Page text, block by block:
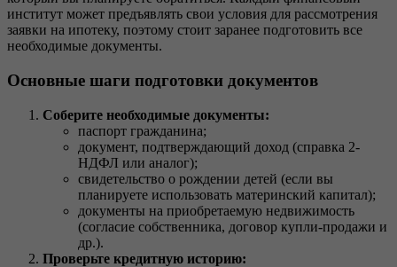
институт может предъявлять свои условия для рассмотрения
заявки на ипотеку, поэтому стоит заранее подготовить все
необходимые документы.
Основные шаги подготовки документов
Соберите необходимые документы:
паспорт гражданина;
документ, подтверждающий доход (справка 2-
НДФЛ или аналог);
свидетельство о рождении детей (если вы
планируете использовать материнский капитал);
документы на приобретаемую недвижимость
(согласие собственника, договор купли-продажи и
др.).
Проверьте кредитную историю: